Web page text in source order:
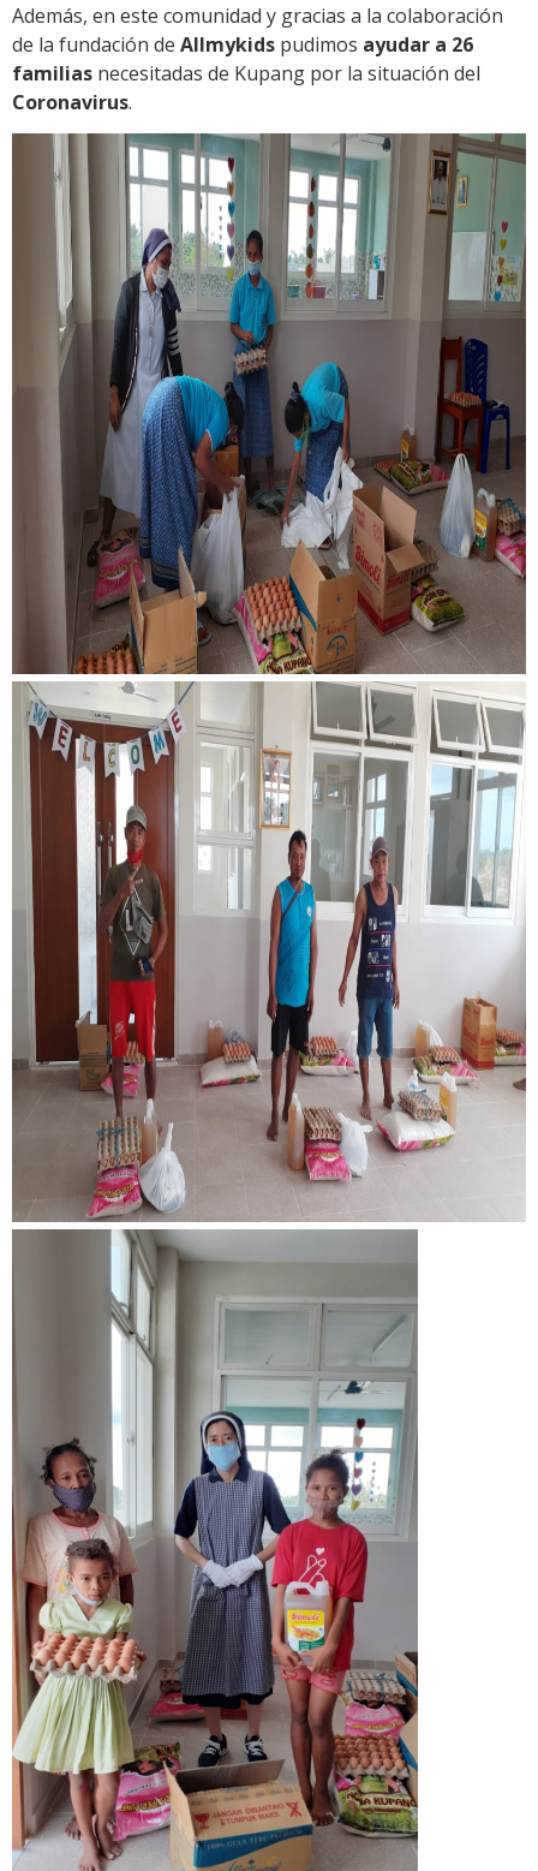
Además, en este comunidad y gracias a la colaboración
de la fundación de Allmykids pudimos ayudar a 26
familias necesitadas de Kupang por la situación del
Coronavirus.